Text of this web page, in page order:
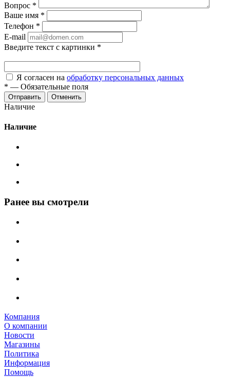
Вопрос *
Ваше имя *
Телефон *
E-mail
Введите текст с картинки *
Я согласен на обработку персональных данных
* — Обязательные поля
Отменить
Наличие
Наличие
Ранее вы смотрели
Компания
О компании
Новости
Магазины
Политика
Информация
Помощь